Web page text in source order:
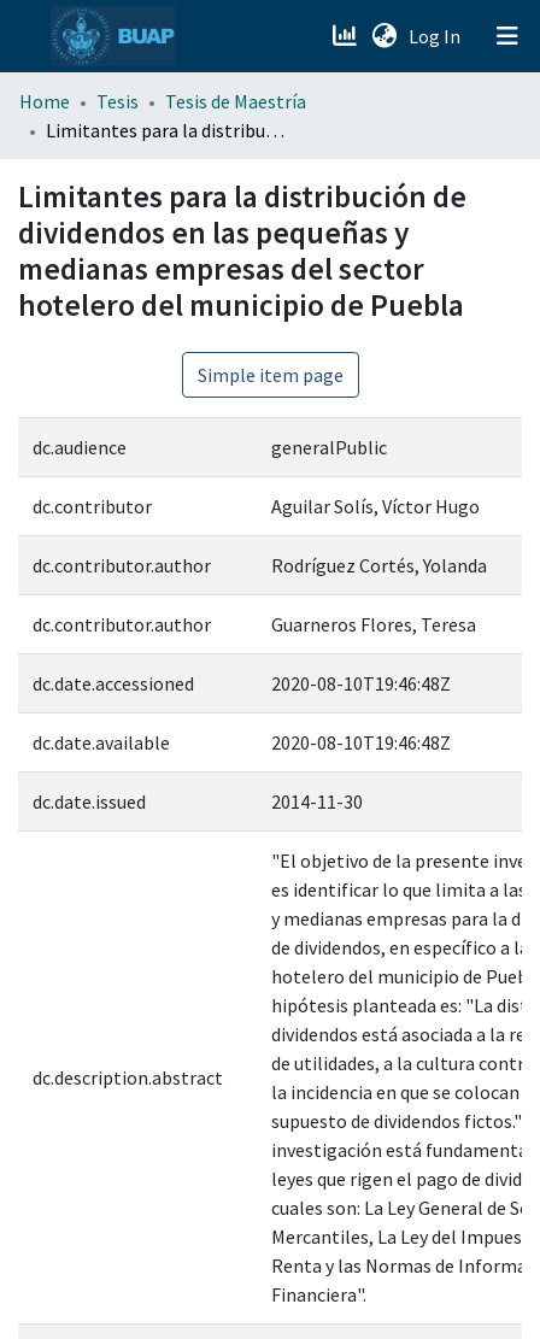
Log In (current)
menu.section.about_menu
Home Tesis
Tesis de Maestría
Limitantes para la distribución de dividendos en las pequeñas y medianas empresas del sector hotelero del municipio de Puebla
Limitantes para la distribución de
dividendos en las pequeñas y
medianas empresas del sector
hotelero del municipio de Puebla
Simple item page
dc.audience generalPublic
dc.contributor Aguilar Solís, Víctor Hugo
dc.contributor.author Rodríguez Cortés, Yolanda
dc.contributor.author Guarneros Flores, Teresa
dc.date.accessioned 2020-08-10T19:46:48Z
dc.date.available 2020-08-10T19:46:48Z
dc.date.issued 2014-11-30
dc.description.abstract
"El objetivo de la presente
es identificar lo que limita a las
y medianas empresas para la
de dividendos, en específico a
hotelero del municipio de
hipótesis planteada es: "La
dividendos está asociada a la
de utilidades, a la cultura
la incidencia en que se colocan
supuesto de dividendos fictos."
investigación está
leyes que rigen el pago de
cuales son: La Ley General de
Mercantiles, La Ley del
Renta y las Normas de
Financiera".